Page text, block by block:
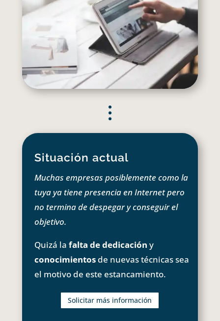
Situación actual
Muchas empresas posiblemente como la
tuya ya tiene presencia en Internet pero
no termina de despegar y conseguir el
objetivo.
Quizá la falta de dedicación y
conocimientosde nuevas técnicas sea
el motivo de este estancamiento.
Solicitar más información